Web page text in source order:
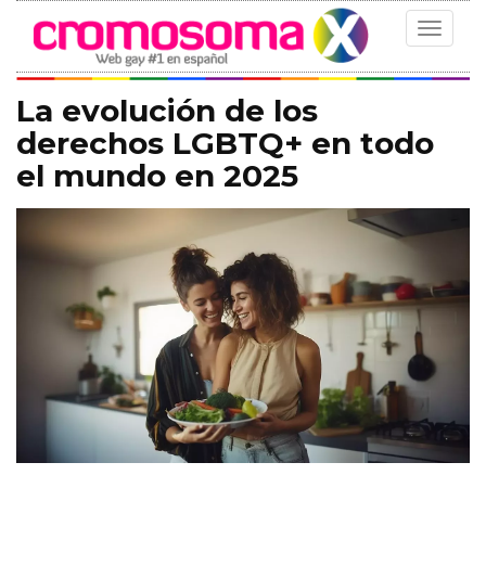
Toggle
La evolución de los
derechos LGBTQ+ en todo
el mundo en 2025